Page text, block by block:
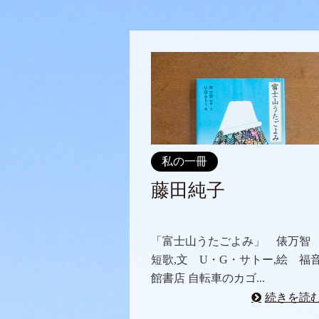
私の一冊
藤田純子
「富士山うたごよみ」 俵万智
短歌,文 U・G・サトー,絵 福
館書店 自転車のカゴ...
続きを読